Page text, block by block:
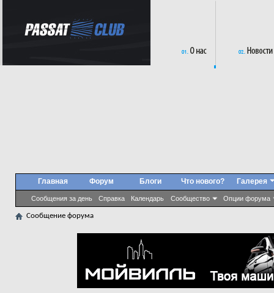
Главная Форум
Сообщения за день Справка Календарь Сообщество Опции форума
Блоги Что нового? Галерея
Сообщение форума